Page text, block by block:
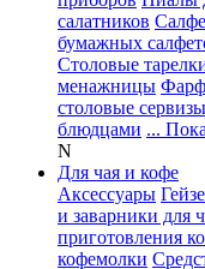
салатников
бумажных
Столовые
менажницы
столовые сервизы
блюдцами ...
N
Для чая и кофе
Аксессуары
и заварники для
приготовления
кофемолки